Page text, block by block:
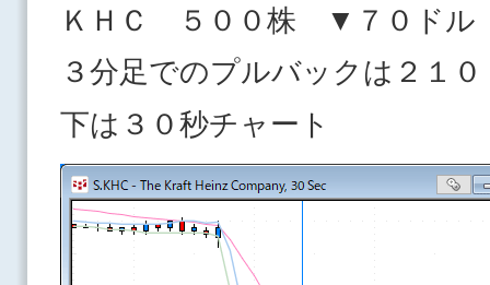
ＫＨＣ ５００株 ▼７０ドル
３分足でのプルバックは２１
下は３０秒チャート